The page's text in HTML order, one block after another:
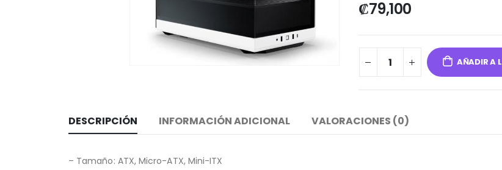
₡79,100
AÑADIR A
DESCRIPCIÓN INFORMACIÓN ADICIONAL VALORACIONES (0)
– Tamaño: ATX, Micro-ATX, Mini-ITX